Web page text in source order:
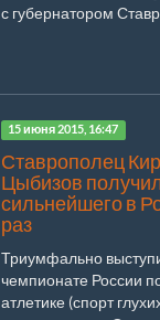
с губернатором
15 июня 2015, 16:47
Ставрополец
Цыбизов
сильнейшего в
раз
Триумфально
чемпионате России
атлетике (спорт